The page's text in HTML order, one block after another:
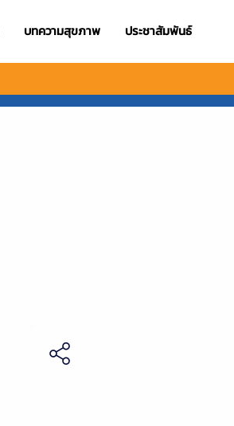
บทความสุขภาพ ประชาสัมพันธ์